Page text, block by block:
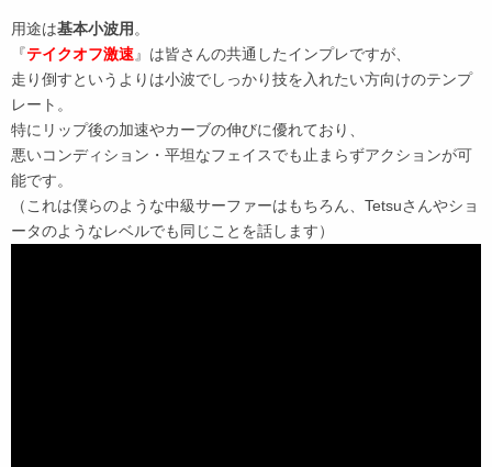
用途は基本小波用。
『テイクオフ激速』は皆さんの共通したインプレですが、
走り倒すというよりは小波でしっかり技を入れたい方向けのテンプ
レート。
特にリップ後の加速やカーブの伸びに優れており、
悪いコンディション・平坦なフェイスでも止まらずアクションが可
能です。
（これは僕らのような中級サーファーはもちろん、Tetsuさんやショ
ータのようなレベルでも同じことを話します）